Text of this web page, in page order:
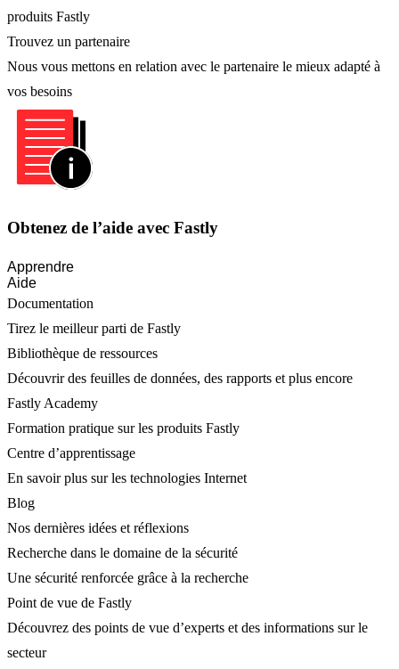
produits Fastly
Trouvez un partenaire
Nous vous mettons en relation avec le partenaire le mieux adapté à
vos besoins
Obtenez de l’aide avec Fastly
Apprendre
Aide
Documentation
Tirez le meilleur parti de Fastly
Bibliothèque de ressources
Découvrir des feuilles de données, des rapports et plus encore
Fastly Academy
Formation pratique sur les produits Fastly
Centre d’apprentissage
En savoir plus sur les technologies Internet
Blog
Nos dernières idées et réflexions
Recherche dans le domaine de la sécurité
Une sécurité renforcée grâce à la recherche
Point de vue de Fastly
Découvrez des points de vue d’experts et des informations sur le
secteur